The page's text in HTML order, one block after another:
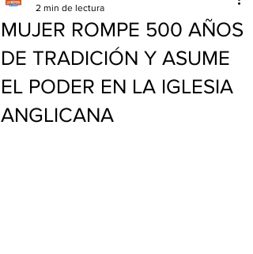
MUJER ROMPE 500 AÑOS
DE TRADICIÓN Y ASUME
EL PODER EN LA IGLESIA
ANGLICANA
2 min de lectura